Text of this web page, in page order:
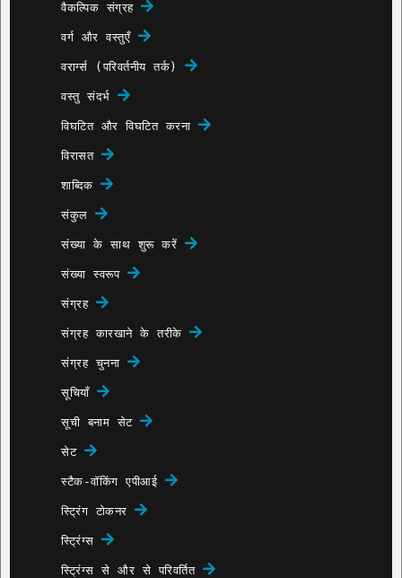
वैकल्पिक संग्रह
वर्ग और वस्तुएँ
वरार्ग्स (परिवर्तनीय तर्क)
वस्तु संदर्भ
विघटित और विघटित करना
विरासत
शाब्दिक
संकुल
संख्या के साथ शुरू करें
संख्या स्वरूप
संग्रह
संग्रह कारखाने के तरीके
संग्रह चुनना
सूचियाँ
सूची बनाम सेट
सेट
स्टैक-वॉकिंग एपीआई
स्ट्रिंग टोकनर
स्ट्रिंग्स
स्ट्रिंग्स से और से परिवर्तित